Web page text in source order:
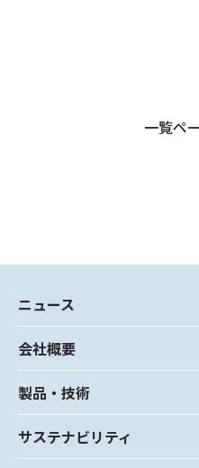
一覧ペ
ニュース
会社概要
製品・技術
サステナビリティ